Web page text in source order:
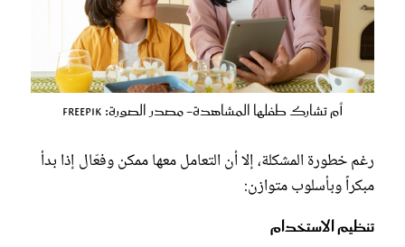
أم تشارك طفلها المشاهدة- مصدر الصورة: Freepik
رغم خطورة المشكلة، إلا أن التعامل معها ممكن وفعّال إذا بدأ
مبكراً وبأسلوب متوازن:
تنظيم الاستخدام